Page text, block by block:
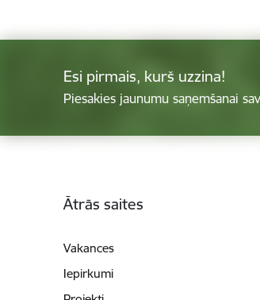
Esi pirmais, kurš uzzina!
Piesakies jaunumu saņemšanai
Ātrās saites
Vakances
Iepirkumi